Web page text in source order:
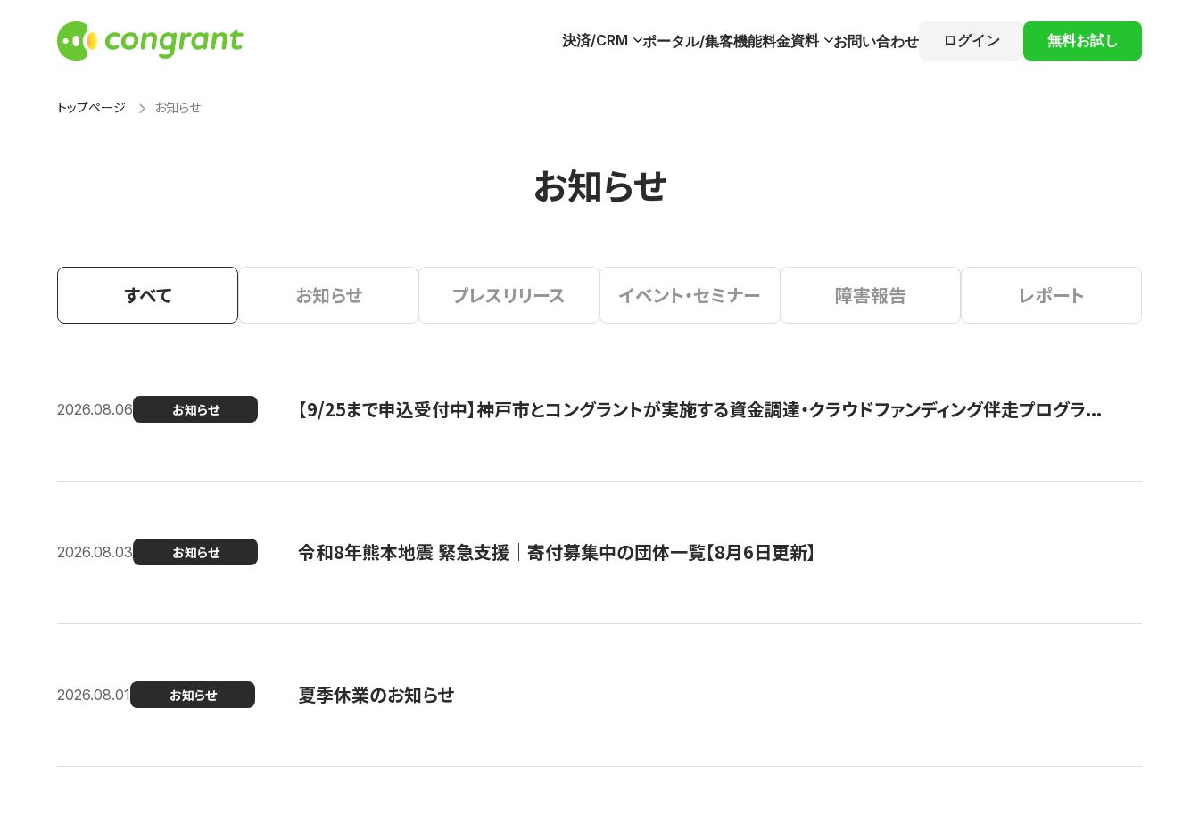
決済/CRM ポータル/集客機能料金資料 お問い合わせ ログイン 無料お試し
トップページ お知らせ
お知らせ
すべて お知らせ プレスリリース イベント・セミナー 障害報告 レポート
2026.08.06 お知らせ 【9/25まで申込受付中】神戸市とコングラントが実施する資金調達・クラウドファンディング伴走プログラ...
2026.08.03 お知らせ 令和8年熊本地震 緊急支援｜寄付募集中の団体一覧【8月6日更新】
2026.08.01 お知らせ 夏季休業のお知らせ